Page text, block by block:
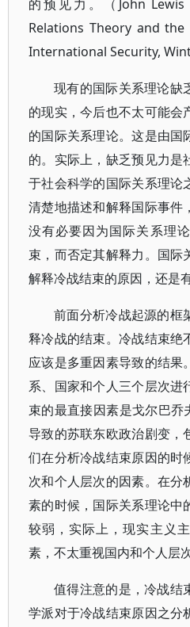
的预见力。（John Lewis
Relations Theory and
International Security,
现有的国际关系理论缺
的现实，今后也不太可能会
的国际关系理论。这是由国
的。实际上，缺乏预见力是
于社会科学的国际关系理论
清楚地描述和解释国际事件
没有必要因为国际关系理
束，而否定其解释力。国际
解释冷战结束的原因，还是
前面分析冷战起源的框
释冷战的结束。冷战结束绝
应该是多重因素导致的结果
系、国家和个人三个层次进
束的最直接因素是戈尔巴
导致的苏联东欧政治剧变，
们在分析冷战结束原因的时
次和个人层次的因素。在分
素的时候，国际关系理论中
较弱，实际上，现实主义
素，不太重视国内和个人层
值得注意的是，冷战结
学派对于冷战结束原因之分